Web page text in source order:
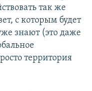
так же
с которым будет
знают (это даже
территория